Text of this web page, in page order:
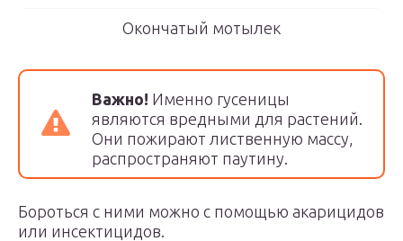
Окончатый мотылек
Важно! Именно гусеницы
являются вредными для растений.
Они пожирают лиственную массу,
распространяют паутину.
Бороться с ними можно с помощью акарицидов
или инсектицидов.